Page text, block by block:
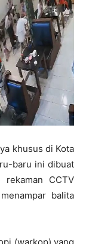
khusus di Kota
baru ini dibuat
CCTV
balita